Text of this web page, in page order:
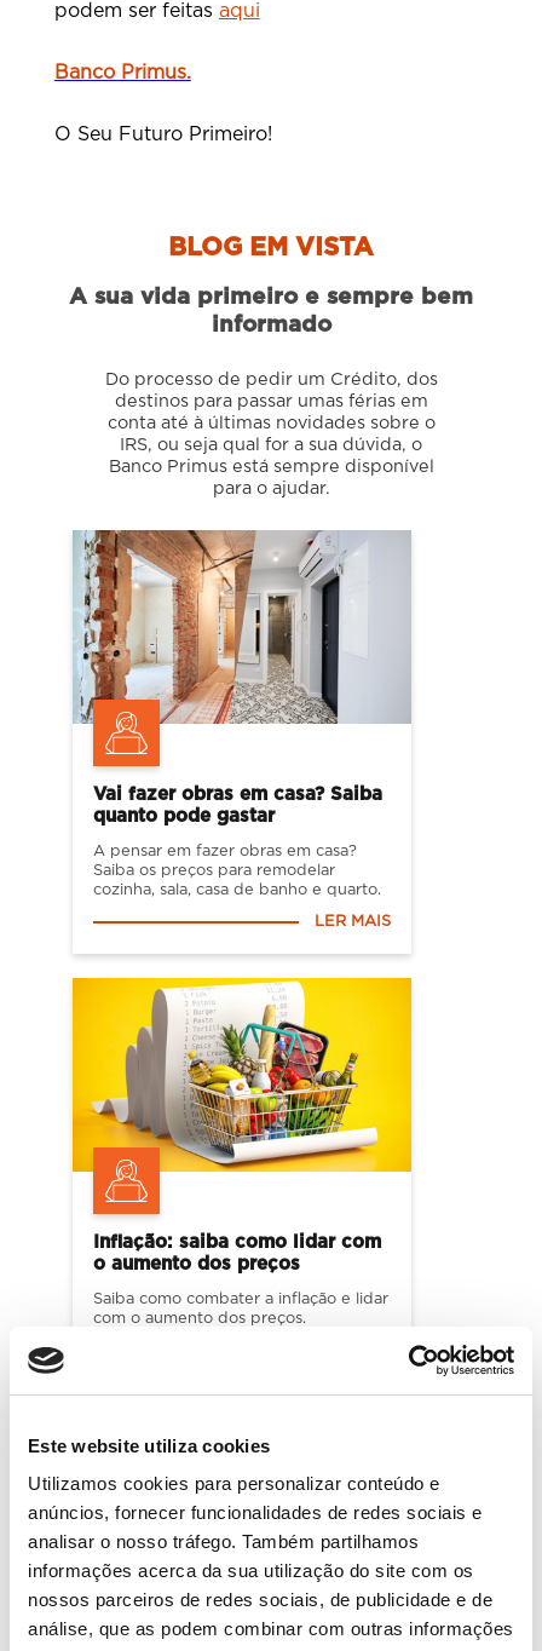
Este website utiliza cookies
Utilizamos cookies para personalizar conteúdo e
anúncios, fornecer funcionalidades de redes sociais e
analisar o nosso tráfego. Também partilhamos
informações acerca da sua utilização do site com os
nossos parceiros de redes sociais, de publicidade e de
análise, que as podem combinar com outras informações
podem ser feitas aqui
Banco Primus.
O Seu Futuro Primeiro!
BLOG EM VISTA
A sua vida primeiro e sempre bem
informado
Do processo de pedir um Crédito, dos
destinos para passar umas férias em
conta até à últimas novidades sobre o
IRS, ou seja qual for a sua dúvida, o
Banco Primus está sempre disponível
para o ajudar.
Vai fazer obras em casa? Saiba
quanto pode gastar
A pensar em fazer obras em casa?
Saiba os preços para remodelar
cozinha, sala, casa de banho e quarto.
LER MAIS
Inflação: saiba como lidar com
o aumento dos preços
Saiba como combater a inflação e lidar
com o aumento dos preços.